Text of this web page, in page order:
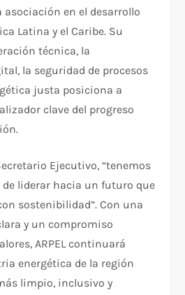
asociación en el desarrollo
Latina y el Caribe. Su
técnica, la
la seguridad de procesos
justa posiciona a
clave del progreso
Ejecutivo, “tenemos
liderar hacia un futuro que
sostenibilidad”. Con una
y un compromiso
ARPEL continuará
energética de la región
limpio, inclusivo y